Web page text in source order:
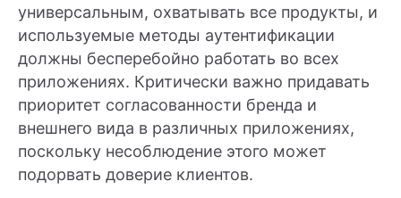
универсальным, охватывать все продукты, и
используемые методы аутентификации
должны бесперебойно работать во всех
приложениях. Критически важно придавать
приоритет согласованности бренда и
внешнего вида в различных приложениях,
поскольку несоблюдение этого может
подорвать доверие клиентов.